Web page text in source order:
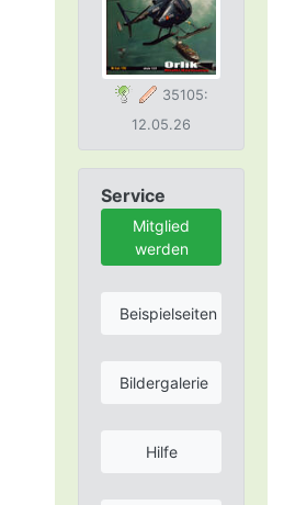
35105:
12.05.26
Service
Mitglied
werden
Beispielseiten
Bildergalerie
Hilfe